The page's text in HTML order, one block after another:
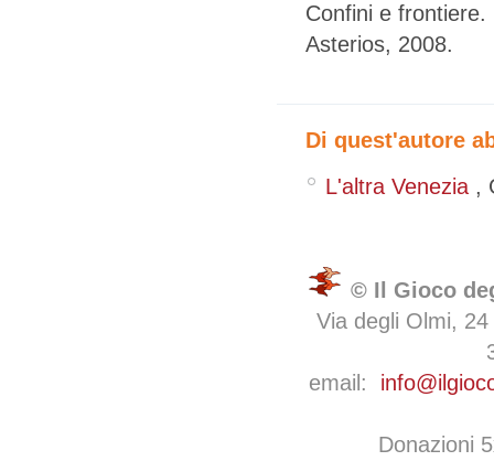
Confini e
Asterios, 2008.
Di quest'autore
L'altra Venezia ,
© Il Gioco
Via degli Olmi,
email:
Donazioni